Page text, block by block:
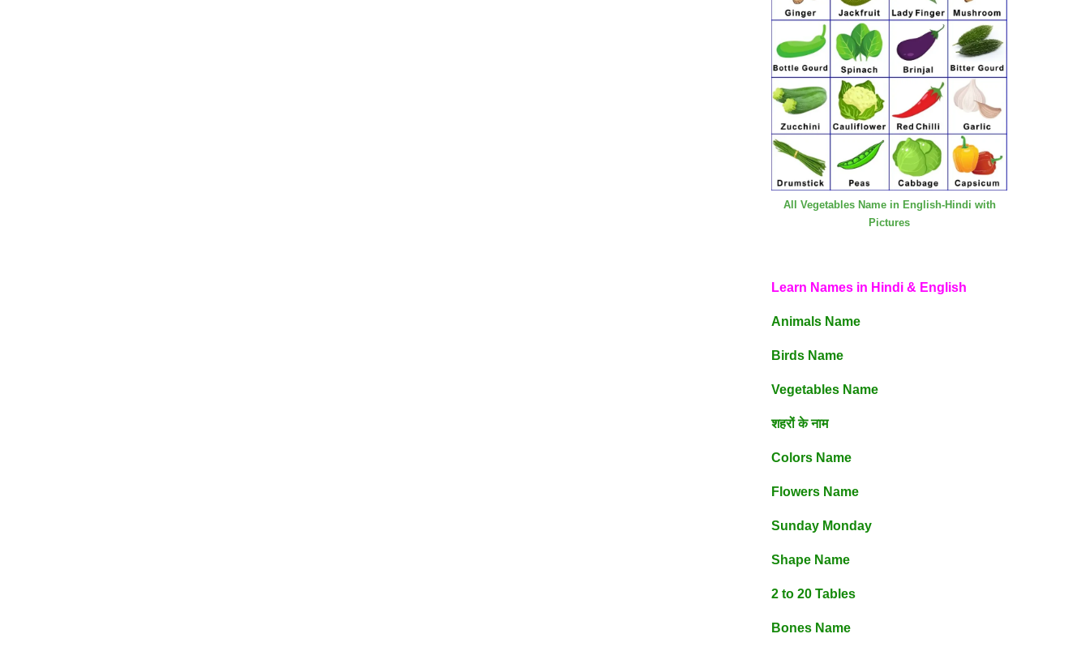
All Vegetables Name in English-Hindi with
Pictures
Learn Names in Hindi & English
Animals Name
Birds Name
Vegetables Name
शहरों के नाम
Colors Name
Flowers Name
Sunday Monday
Shape Name
2 to 20 Tables
Bones Name